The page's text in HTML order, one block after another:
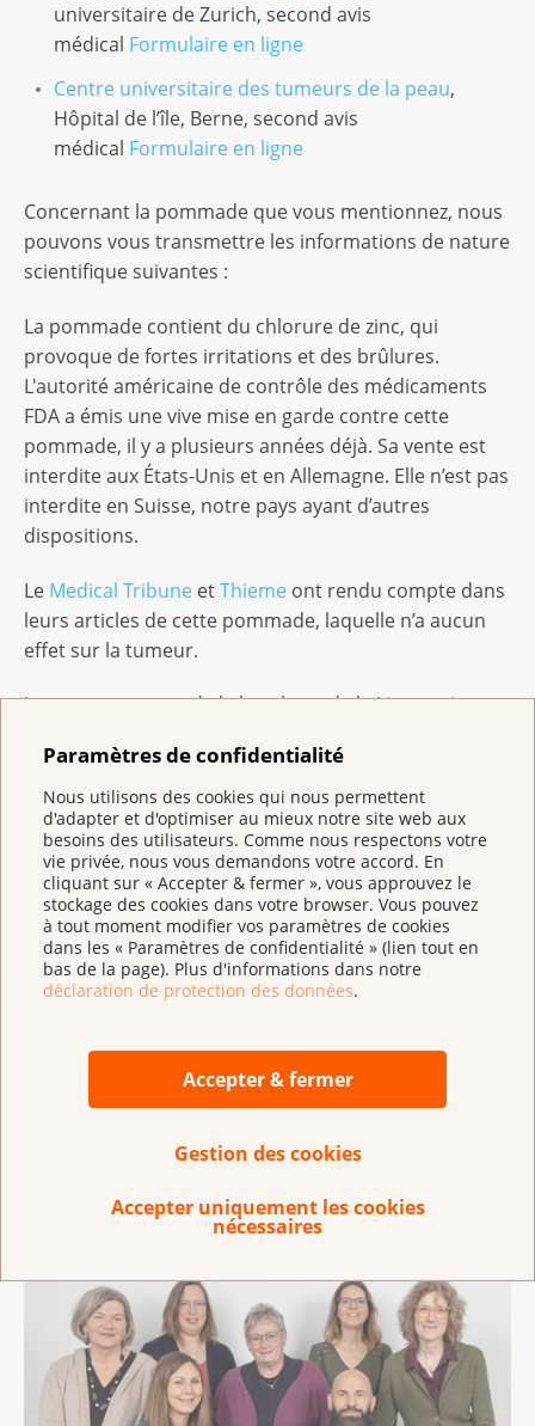
Paramètres de confidentialité
Nous utilisons des cookies qui nous permettent
d'adapter et d'optimiser au mieux notre site web aux
besoins des utilisateurs. Comme nous respectons votre
vie privée, nous vous demandons votre accord. En
cliquant sur « Accepter & fermer », vous approuvez le
stockage des cookies dans votre browser. Vous pouvez
à tout moment modifier vos paramètres de cookies
dans les « Paramètres de confidentialité » (lien tout en
bas de la page). Plus d'informations dans notre
déclaration de protection des données.
Accepter & fermer
Gestion des cookies
Accepter uniquement les cookies
nécessaires
universitaire de Zurich, second avis
médical Formulaire en ligne
Centre universitaire des tumeurs de la peau,
Hôpital de l’île, Berne, second avis
médical Formulaire en ligne
Concernant la pommade que vous mentionnez, nous
pouvons vous transmettre les informations de nature
scientifique suivantes :
La pommade contient du chlorure de zinc, qui
provoque de fortes irritations et des brûlures.
L'autorité américaine de contrôle des médicaments
FDA a émis une vive mise en garde contre cette
pommade, il y a plusieurs années déjà. Sa vente est
interdite aux États-Unis et en Allemagne. Elle n’est pas
interdite en Suisse, notre pays ayant d’autres
dispositions.
Le Medical Tribune etThieme ont rendu compte dans
leurs articles de cette pommade, laquelle n’a aucun
effet sur la tumeur.
Je vous recommande la brochure de la Ligue suisse
différents diagnostics et les traitements médicaux.
En espérant que ces informations vous seront utiles
et vous aideront dans votre décision, je vous adresse
mes meilleurs vœux.
Nous vous informons, conseillons et
accompagnons, comme il vous convient :
par téléphone, e-mail, WhatsApp ou chat.
conseillère spécialisée
Informations supplémentaires
Le mélanome